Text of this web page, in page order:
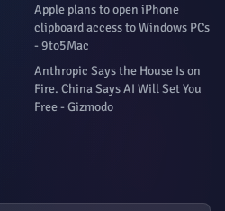
Apple plans to open iPhone
clipboard access to Windows PCs
- 9to5Mac
Anthropic Says the House Is on
Fire. China Says AI Will Set You
Free - Gizmodo